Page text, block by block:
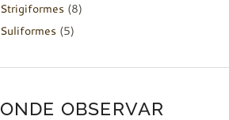
Strigiformes (8)
Suliformes (5)
ONDE OBSERVAR